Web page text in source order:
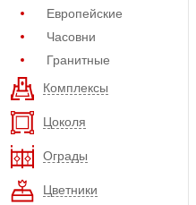
Европейские
Часовни
Гранитные
Комплексы
Цоколя
Ограды
Цветники